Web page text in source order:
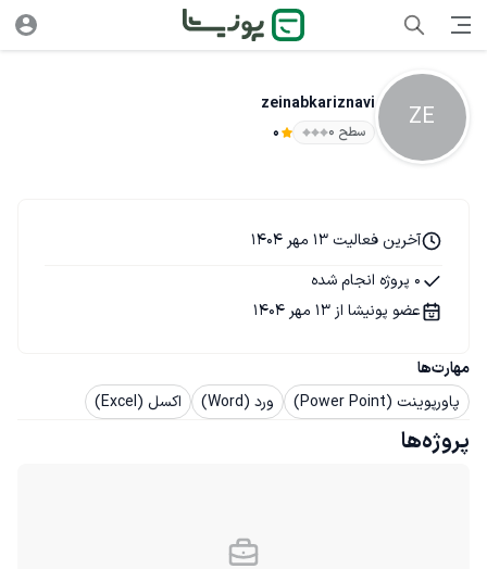
ZE
zeinabkariznavi
سطح ۰ 0
مهارت‌ها
پاورپوینت (Power Point)
ورد (Word) اکسل (Excel)
آخرین فعالیت 13 مهر 1404
0 پروژه انجام شده
عضو پونیشا از 13 مهر 1404
پروژه‌ها